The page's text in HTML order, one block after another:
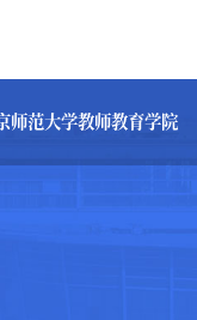
师范大学教师教育学院